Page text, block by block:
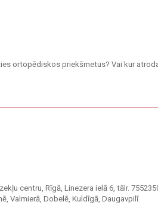
ortopēdiskos priekšmetus? Vai kur
centru, Rīgā, Linezera ielā 6, tālr.
Valmierā, Dobelē, Kuldīgā, Daugavpilī.